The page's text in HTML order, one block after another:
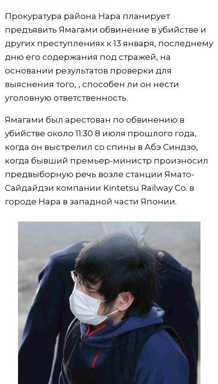
Технологии
Токио
От редакции
Прокуратура района Нара планирует
предъявить Ямагами обвинение в убийстве и
других преступлениях к 13 января, последнему
дню его содержания под стражей, на
основании результатов проверки для
выяснения того, , способен ли он нести
уголовную ответственность.
Ямагами был арестован по обвинению в
убийстве около 11:30 8 июля прошлого года,
когда он выстрелил со спины в Абэ Синдзо,
когда бывший премьер-министр произносил
предвыборную речь возле станции Ямато-
Сайдайдзи компании Kintetsu Railway Co. в
городе Нара в западной части Японии.